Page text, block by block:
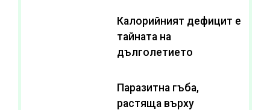
Калорийният дефицит е
тайната на
дълголетието
Паразитна гъба,
растяща върху